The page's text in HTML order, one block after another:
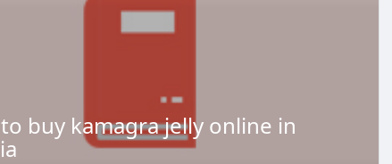
buy kamagra jelly online in